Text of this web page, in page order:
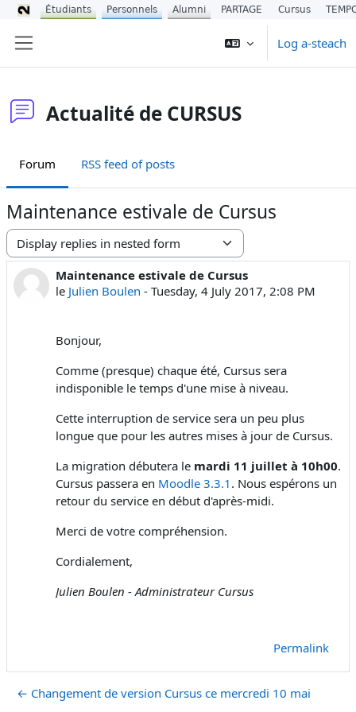
Log a-steach
Actualité de CURSUS
Forum RSS feed of posts
Maintenance estivale de Cursus
Display mode
Maintenance estivale de Cursus
le Julien Boulen - Tuesday, 4 July 2017, 2:08 PM
Number of replies: 0
Bonjour,
Comme (presque) chaque été, Cursus sera
indisponible le temps d'une mise à niveau.
Cette interruption de service sera un peu plus
longue que pour les autres mises à jour de Cursus.
La migration débutera le mardi 11 juillet à 10h00.
Cursus passera en Moodle 3.3.1 . Nous espérons un
retour du service en début d'après-midi.
Merci de votre compréhension.
Cordialement,
Julien Boulen - Administrateur Cursus
Permalink
← Changement de version Cursus ce mercredi 10 mai
Étudiants Personnels Alumni PARTAGE Cursus